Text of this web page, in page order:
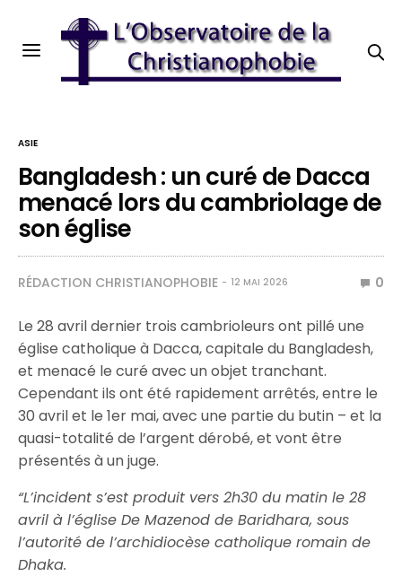
ASIE
Bangladesh : un curé de Dacca
menacé lors du cambriolage de
son église
RÉDACTION CHRISTIANOPHOBIE 12 MAI 2026 0
Le 28 avril dernier trois cambrioleurs ont pillé une
église catholique à Dacca, capitale du Bangladesh,
et menacé le curé avec un objet tranchant.
Cependant ils ont été rapidement arrêtés, entre le
30 avril et le 1er mai, avec une partie du butin – et la
quasi-totalité de l’argent dérobé, et vont être
présentés à un juge.
“L’incident s’est produit vers 2h30 du matin le 28
avril à l’église De Mazenod de Baridhara, sous
l’autorité de l’archidiocèse catholique romain de
Dhaka.